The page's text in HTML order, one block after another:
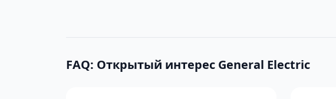
FAQ: Открытый интерес General Electric